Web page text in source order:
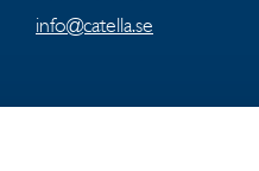
info@catella.se